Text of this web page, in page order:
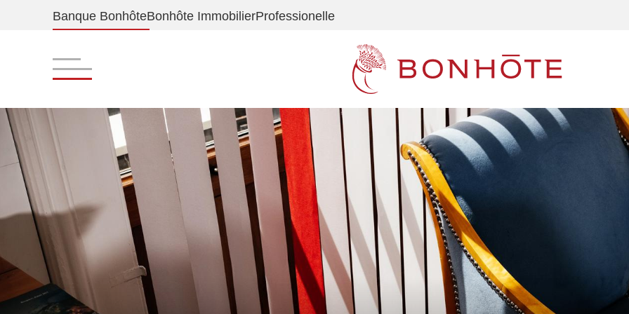
Banque BonhôteBonhôte ImmobilierProfessionelle
Navigation principale